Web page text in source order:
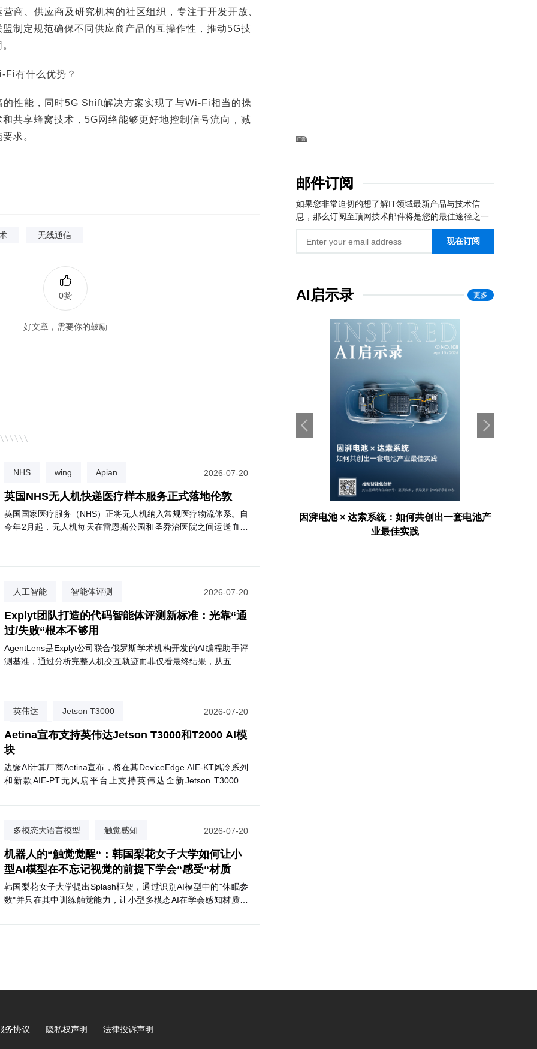
商、供应商及研究机构的社区组织，专注于开发开放、
制定规范确保不同供应商产品的互操作性，推动5G技
Fi有什么优势？
性能，同时5G Shift解决方案实现了与Wi-Fi相当的操
共享蜂窝技术，5G网络能够更好地控制信号流向，减
求。
无线通信
0赞
好文章，需要你的鼓励
NHS wing Apian 2026-07-20
英国NHS无人机快递医疗样本服务正式落地伦敦
英国国家医疗服务（NHS）正将无人机纳入常规医疗物流体系。自
今年2月起，无人机每天在雷恩斯公园和圣乔治医院之间运送血液
展至圣赫利尔、克罗伊登等多家医院，最终惠及约180万名患者。
人工智能
智能体评测
代码质量评估
2026-07-20
Explyt团队打造的代码智能体评测新标准：光靠“通
过/失败“根本不够用
AgentLens是Explyt公司联合俄罗斯学术机构开发的AI编程助手评
测基准，通过分析完整人机交互轨迹而非仅看最终结果，从五个维
英伟达 Jetson T3000
Aetina
2026-07-20
Aetina宣布支持英伟达Jetson T3000和T2000 AI模
块
边缘AI计算厂商Aetina宣布，将在其DeviceEdge AIE-KT风冷系列
和新款AIE-PT无风扇平台上支持英伟达全新Jetson T3000和
TFLOPS算力，功耗70W；T2000则提供400 FP4 TFLOPS，面向
季度上市，支持Nemotron、Cosmos 3等英伟达AI软件生态。
多模态大语言模型 触觉感知
掩码隔离训练
2026-07-20
机器人的“触觉觉醒“：韩国梨花女子大学如何让小
型AI模型在不忘记视觉的前提下学会“感受“材质
韩国梨花女子大学提出Splash框架，通过识别AI模型中的"休眠参
数"并只在其中训练触觉能力，让小型多模态AI在学会感知材质触
邮件订阅
如果您非常迫切的想了解IT领域最新产品与技术信
息，那么订阅至顶网技术邮件将是您的最佳途径之一
现在订阅
AI启示录 更多
选项，AI是生存项
因湃电池 × 达索系统：如何共创出一套电池产
业最佳实践
AI走进真实世界之后：安全、健康与产业的新
命题
务协议 隐私权声明 法律投诉声明